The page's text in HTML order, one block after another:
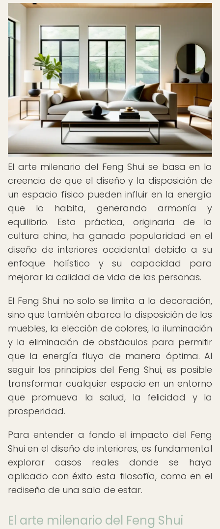
El arte milenario del Feng Shui se basa en la
creencia de que el diseño y la disposición de
un espacio físico pueden influir en la energía
que lo habita, generando armonía y
equilibrio. Esta práctica, originaria de la
cultura china, ha ganado popularidad en el
diseño de interiores occidental debido a su
enfoque holístico y su capacidad para
mejorar la calidad de vida de las personas.
El Feng Shui no solo se limita a la decoración,
sino que también abarca la disposición de los
muebles, la elección de colores, la iluminación
y la eliminación de obstáculos para permitir
que la energía fluya de manera óptima. Al
seguir los principios del Feng Shui, es posible
transformar cualquier espacio en un entorno
que promueva la salud, la felicidad y la
prosperidad.
Para entender a fondo el impacto del Feng
Shui en el diseño de interiores, es fundamental
explorar casos reales donde se haya
aplicado con éxito esta filosofía, como en el
rediseño de una sala de estar.
El arte milenario del Feng Shui